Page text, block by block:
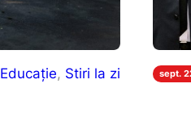
Educație, Stiri la zi sept.